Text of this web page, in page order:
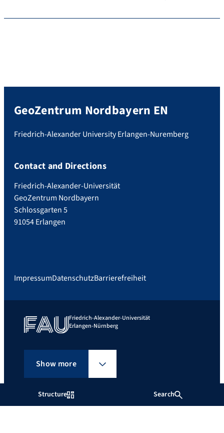
Structure Search
GeoZentrum Nordbayern EN
Friedrich-Alexander University Erlangen-Nuremberg
Contact and Directions
Friedrich-Alexander-Universität
GeoZentrum Nordbayern
Schlossgarten 5
91054 Erlangen
ImpressumDatenschutzBarrierefreiheit
Friedrich-Alexander-Universität
Erlangen-Nürnberg
Show more